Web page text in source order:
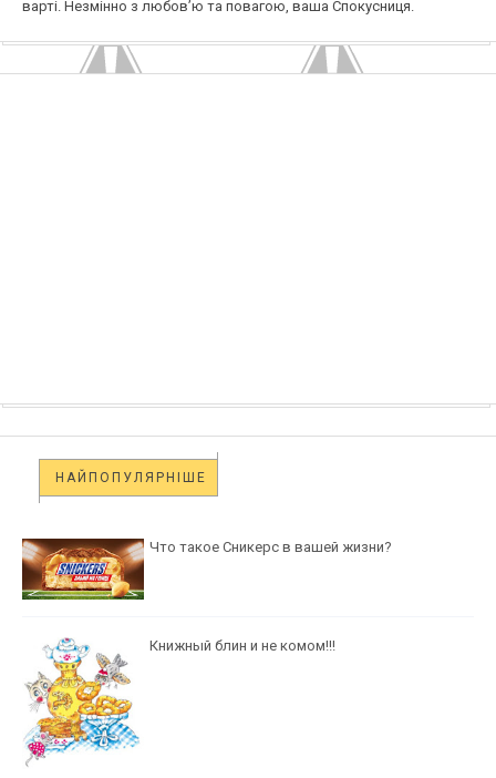
варті. Незмінно з любов’ю та повагою, ваша Спокусниця.
НАЙПОПУЛЯРНІШЕ
Что такое Сникерс в вашей жизни?
Книжный блин и не комом!!!